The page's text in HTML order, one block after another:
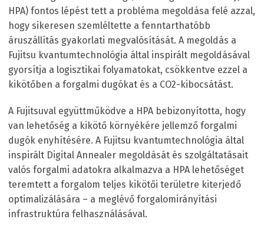
HPA) fontos lépést tett a probléma megoldása felé azzal,
hogy sikeresen szemléltette a fenntarthatóbb
áruszállítás gyakorlati megvalósítását. A megoldás a
Fujitsu kvantumtechnológia által inspirált megoldásával
gyorsítja a logisztikai folyamatokat, csökkentve ezzel a
kikötőben a forgalmi dugókat és a CO2-kibocsátást.
A Fujitsuval együttműködve a HPA bebizonyította, hogy
van lehetőség a kikötő környékére jellemző forgalmi
dugók enyhítésére. A Fujitsu kvantumtechnológia által
inspirált Digital Annealer megoldását és szolgáltatásait
valós forgalmi adatokra alkalmazva a HPA lehetőséget
teremtett a forgalom teljes kikötői területre kiterjedő
optimalizálására – a meglévő forgalomirányítási
infrastruktúra felhasználásával.